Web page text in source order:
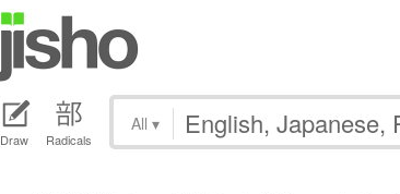
Draw Radicals
All ▾